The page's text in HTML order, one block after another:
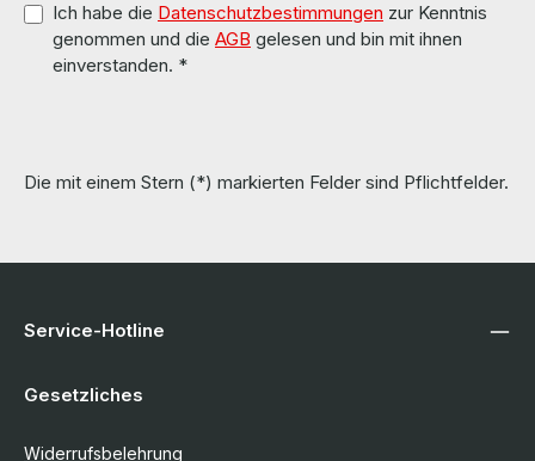
Ich habe die Datenschutzbestimmungen zur Kenntnis
genommen und die AGB gelesen und bin mit ihnen
einverstanden. *
Die mit einem Stern (*) markierten Felder sind Pflichtfelder.
Service-Hotline
Gesetzliches
Widerrufsbelehrung